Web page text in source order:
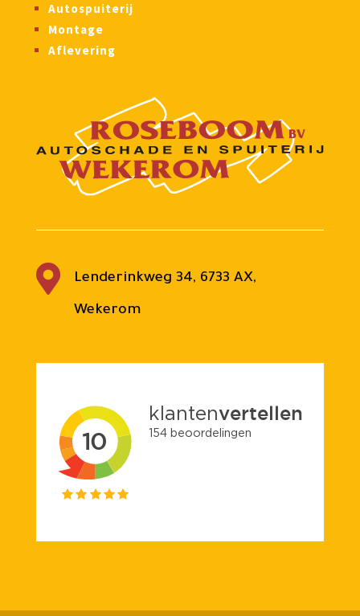
Autospuiterij
Montage
Aflevering

Lenderinkweg 34, 6733 AX,
Wekerom